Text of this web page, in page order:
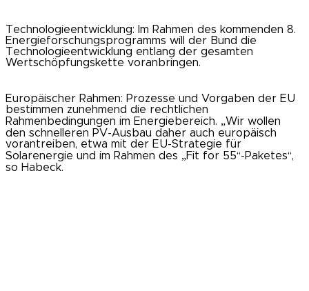
Technologieentwicklung: Im Rahmen des kommenden 8.
Energieforschungsprogramms will der Bund die
Technologieentwicklung entlang der gesamten
Wertschöpfungskette voranbringen.
Europäischer Rahmen: Prozesse und Vorgaben der EU
bestimmen zunehmend die rechtlichen
Rahmenbedingungen im Energiebereich. „Wir wollen
den schnelleren PV-Ausbau daher auch europäisch
vorantreiben, etwa mit der EU-Strategie für
Solarenergie und im Rahmen des „Fit for 55“-Paketes“,
so Habeck.